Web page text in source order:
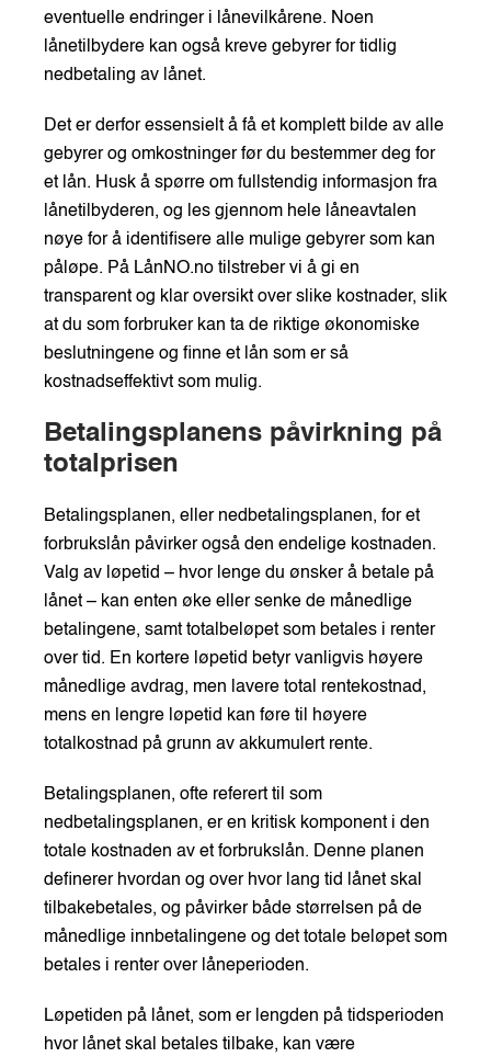
eventuelle endringer i lånevilkårene. Noen
lånetilbydere kan også kreve gebyrer for tidlig
nedbetaling av lånet.
Det er derfor essensielt å få et komplett bilde av alle
gebyrer og omkostninger før du bestemmer deg for
et lån. Husk å spørre om fullstendig informasjon fra
lånetilbyderen, og les gjennom hele låneavtalen
nøye for å identifisere alle mulige gebyrer som kan
påløpe. På LånNO.no tilstreber vi å gi en
transparent og klar oversikt over slike kostnader, slik
at du som forbruker kan ta de riktige økonomiske
beslutningene og finne et lån som er så
kostnadseffektivt som mulig.
Betalingsplanens påvirkning på
totalprisen
Betalingsplanen, eller nedbetalingsplanen, for et
forbrukslån påvirker også den endelige kostnaden.
Valg av løpetid – hvor lenge du ønsker å betale på
lånet – kan enten øke eller senke de månedlige
betalingene, samt totalbeløpet som betales i renter
over tid. En kortere løpetid betyr vanligvis høyere
månedlige avdrag, men lavere total rentekostnad,
mens en lengre løpetid kan føre til høyere
totalkostnad på grunn av akkumulert rente.
Betalingsplanen, ofte referert til som
nedbetalingsplanen, er en kritisk komponent i den
totale kostnaden av et forbrukslån. Denne planen
definerer hvordan og over hvor lang tid lånet skal
tilbakebetales, og påvirker både størrelsen på de
månedlige innbetalingene og det totale beløpet som
betales i renter over låneperioden.
Løpetiden på lånet, som er lengden på tidsperioden
hvor lånet skal betales tilbake, kan være